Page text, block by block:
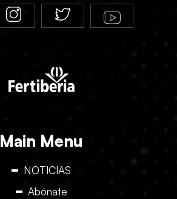
Main Menu
NOTICIAS
Abónate